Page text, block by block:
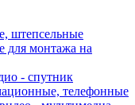
штепсельные
для монтажа на
- спутник
телефонные